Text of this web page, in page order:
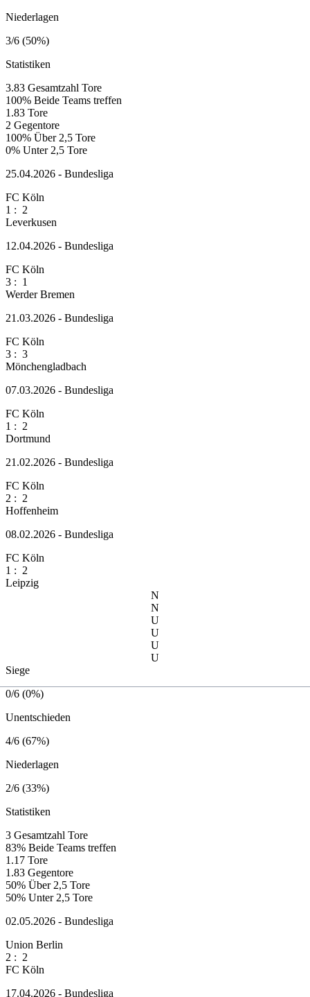
Niederlagen
3/6 (50%)
Statistiken
3.83 Gesamtzahl Tore
100% Beide Teams treffen
1.83 Tore
2 Gegentore
100% Über 2,5 Tore
0% Unter 2,5 Tore
25.04.2026 - Bundesliga
FC Köln
1 : 2
Leverkusen
12.04.2026 - Bundesliga
FC Köln
3 : 1
Werder Bremen
21.03.2026 - Bundesliga
FC Köln
3 : 3
Mönchengladbach
07.03.2026 - Bundesliga
FC Köln
1 : 2
Dortmund
21.02.2026 - Bundesliga
FC Köln
2 : 2
Hoffenheim
08.02.2026 - Bundesliga
FC Köln
1 : 2
Leipzig
N
N
U
U
U
U
Siege
0/6 (0%)
Unentschieden
4/6 (67%)
Niederlagen
2/6 (33%)
Statistiken
3 Gesamtzahl Tore
83% Beide Teams treffen
1.17 Tore
1.83 Gegentore
50% Über 2,5 Tore
50% Unter 2,5 Tore
02.05.2026 - Bundesliga
Union Berlin
2 : 2
FC Köln
17.04.2026 - Bundesliga